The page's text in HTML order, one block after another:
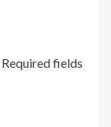
Required fields